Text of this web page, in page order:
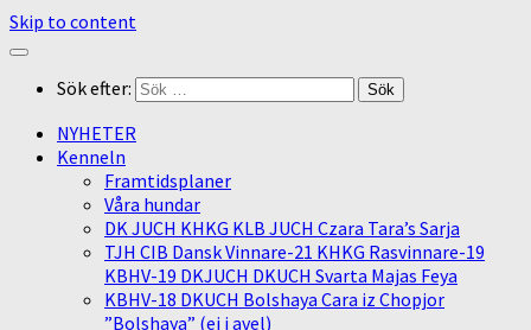
Skip to content
Sök efter:
NYHETER
Kenneln
Framtidsplaner
Våra hundar
DK JUCH KHKG KLB JUCH Czara Tara’s Sarja
TJH CIB Dansk Vinnare-21 KHKG Rasvinnare-19
KBHV-19 DKJUCH DKUCH Svarta Majas Feya
KBHV-18 DKUCH Bolshaya Cara iz Chopjor
”Bolshaya” (ej i avel)